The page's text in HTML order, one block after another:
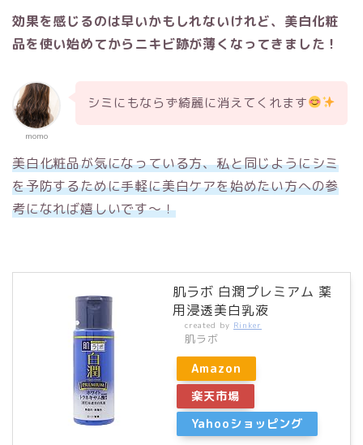
効果を感じるのは早いかもしれないけれど、美白化粧
品を使い始めてからニキビ跡が薄くなってきました！
momo
シミにもならず綺麗に消えてくれます
美白化粧品が気になっている方、私と同じようにシミ
を予防するために手軽に美白ケアを始めたい方への参
考になれば嬉しいです〜！
肌ラボ 白潤プレミアム 薬
用浸透美白乳液
created by Rinker
肌ラボ
Amazon
楽天市場
Yahooショッピング